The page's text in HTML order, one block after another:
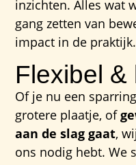
inzichten. Alles wat
gang zetten van
impact in de praktijk.
Flexibel &
Of je nu een
grotere plaatje, of
aan de slag gaat,
ons nodig hebt. We